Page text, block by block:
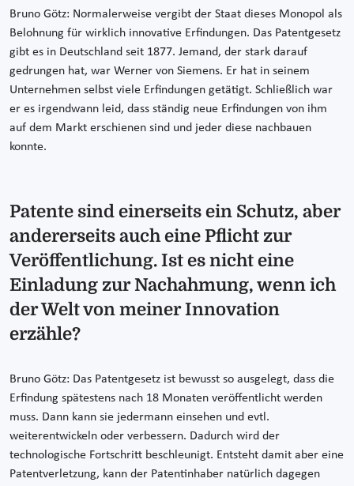
Bruno Götz: Normalerweise vergibt der Staat dieses Monopol als
Belohnung für wirklich innovative Erfindungen. Das Patentgesetz
gibt es in Deutschland seit 1877. Jemand, der stark darauf
gedrungen hat, war Werner von Siemens. Er hat in seinem
Unternehmen selbst viele Erfindungen getätigt. Schließlich war
er es irgendwann leid, dass ständig neue Erfindungen von ihm
auf dem Markt erschienen sind und jeder diese nachbauen
konnte.
Patente sind einerseits ein Schutz, aber
andererseits auch eine Pflicht zur
Veröffentlichung. Ist es nicht eine
Einladung zur Nachahmung, wenn ich
der Welt von meiner Innovation
erzähle?
Bruno Götz: Das Patentgesetz ist bewusst so ausgelegt, dass die
Erfindung spätestens nach 18 Monaten veröffentlicht werden
muss. Dann kann sie jedermann einsehen und evtl.
weiterentwickeln oder verbessern. Dadurch wird der
technologische Fortschritt beschleunigt. Entsteht damit aber eine
Patentverletzung, kann der Patentinhaber natürlich dagegen